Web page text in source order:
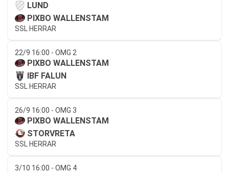
LUND
PIXBO WALLENSTAM
SSL HERRAR
22/9 16:00 - OMG 2
PIXBO WALLENSTAM
IBF FALUN
SSL HERRAR
26/9 16:00 - OMG 3
PIXBO WALLENSTAM
STORVRETA
SSL HERRAR
3/10 16:00 - OMG 4